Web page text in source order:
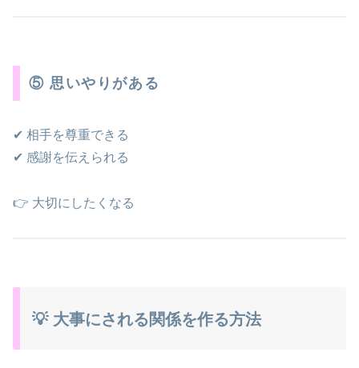
⑤ 思いやりがある
✔ 相手を尊重できる
✔ 感謝を伝えられる
👉 大切にしたくなる
💡 大事にされる関係を作る方法